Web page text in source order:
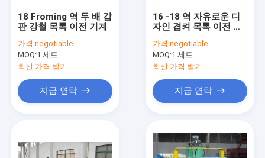
18 Froming 역 두 배 갑
판 강철 목록 이전 기계
가격:negotiable
MOQ:1 세트
최신 가격 받기
지금 연락
16 -18 역 자유로운 디
자인 겹켜 목록 이전 기
계
가격:negotiable
MOQ:1 세트
최신 가격 받기
지금 연락